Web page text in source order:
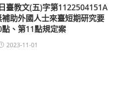
臺教文(五)字第1122504151A
助外國人士來臺短期研究要
、第11點規定案
2023-11-01